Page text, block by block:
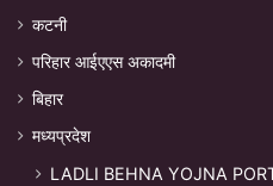
कटनी
परिहार आईएएस अकादमी
बिहार
मध्यप्रदेश
LADLI BEHNA YOJNA